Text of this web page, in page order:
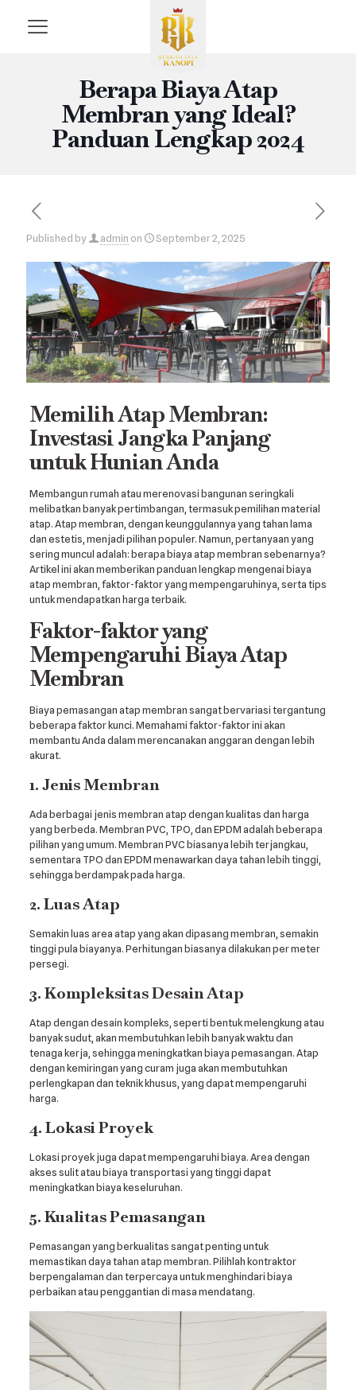
Berapa Biaya Atap
Membran yang Ideal?
Panduan Lengkap 2024
Published by admin on September 2, 2025
Memilih Atap Membran:
Investasi Jangka Panjang
untuk Hunian Anda
Membangun rumah atau merenovasi bangunan seringkali
melibatkan banyak pertimbangan, termasuk pemilihan material
atap. Atap membran, dengan keunggulannya yang tahan lama
dan estetis, menjadi pilihan populer. Namun, pertanyaan yang
sering muncul adalah: berapa biaya atap membran sebenarnya?
Artikel ini akan memberikan panduan lengkap mengenai biaya
atap membran, faktor-faktor yang mempengaruhinya, serta tips
untuk mendapatkan harga terbaik.
Faktor-faktor yang
Mempengaruhi Biaya Atap
Membran
Biaya pemasangan atap membran sangat bervariasi tergantung
beberapa faktor kunci. Memahami faktor-faktor ini akan
membantu Anda dalam merencanakan anggaran dengan lebih
akurat.
1. Jenis Membran
Ada berbagai jenis membran atap dengan kualitas dan harga
yang berbeda. Membran PVC, TPO, dan EPDM adalah beberapa
pilihan yang umum. Membran PVC biasanya lebih terjangkau,
sementara TPO dan EPDM menawarkan daya tahan lebih tinggi,
sehingga berdampak pada harga.
2. Luas Atap
Semakin luas area atap yang akan dipasang membran, semakin
tinggi pula biayanya. Perhitungan biasanya dilakukan per meter
persegi.
3. Kompleksitas Desain Atap
Atap dengan desain kompleks, seperti bentuk melengkung atau
banyak sudut, akan membutuhkan lebih banyak waktu dan
tenaga kerja, sehingga meningkatkan biaya pemasangan. Atap
dengan kemiringan yang curam juga akan membutuhkan
perlengkapan dan teknik khusus, yang dapat mempengaruhi
harga.
4. Lokasi Proyek
Lokasi proyek juga dapat mempengaruhi biaya. Area dengan
akses sulit atau biaya transportasi yang tinggi dapat
meningkatkan biaya keseluruhan.
5. Kualitas Pemasangan
Pemasangan yang berkualitas sangat penting untuk
memastikan daya tahan atap membran. Pilihlah kontraktor
berpengalaman dan terpercaya untuk menghindari biaya
perbaikan atau penggantian di masa mendatang.